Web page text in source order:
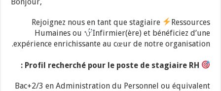
Rejoignez nous en tant que stagiaire
Ressources
Humaines ou
Infirmier(ère) et bénéficiez d’une
expérience enrichissante au cœur de notre organisation.
Bac+2/3 en Administration du Personnel ou équivalent